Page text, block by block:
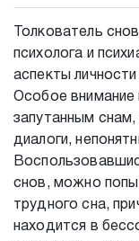
Толкователь
психолога и
аспекты
Особое внимание
запутанным снам,
диалоги,
снов, можно
трудного сна,
находится в